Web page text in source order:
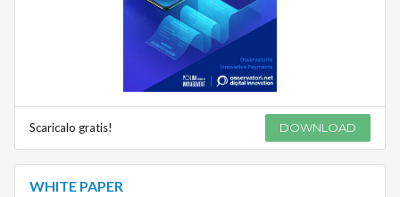
Scaricalo gratis! DOWNLOAD
WHITE PAPER